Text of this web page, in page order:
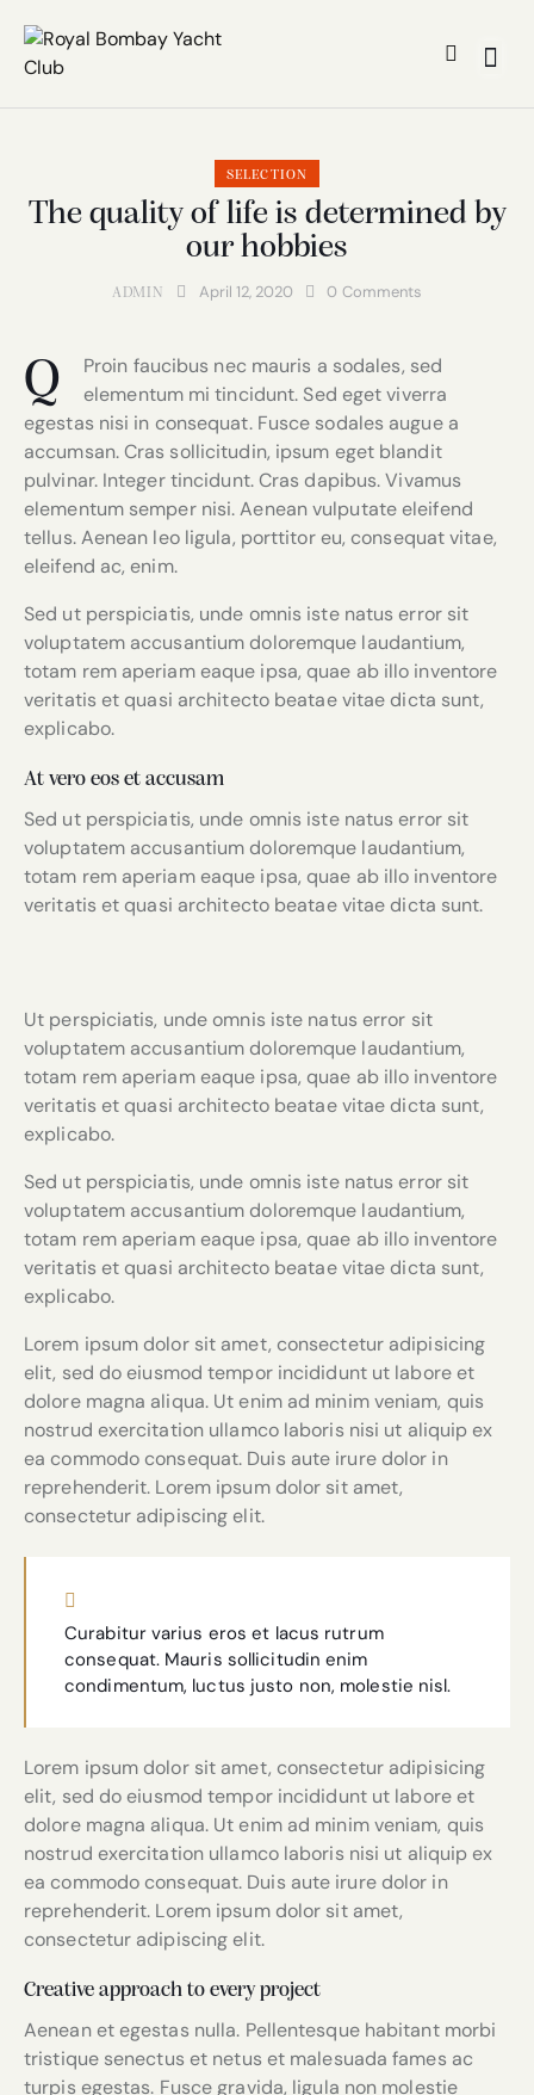
SELECTION
The quality of life is determined by
our hobbies
ADMIN April 12, 2020 0 Comments
Q
Proin faucibus nec mauris a sodales, sed
elementum mi tincidunt. Sed eget viverra
egestas nisi in consequat. Fusce sodales augue a
accumsan. Cras sollicitudin, ipsum eget blandit
pulvinar. Integer tincidunt. Cras dapibus. Vivamus
elementum semper nisi. Aenean vulputate eleifend
tellus. Aenean leo ligula, porttitor eu, consequat vitae,
eleifend ac, enim.
Sed ut perspiciatis, unde omnis iste natus error sit
voluptatem accusantium doloremque laudantium,
totam rem aperiam eaque ipsa, quae ab illo inventore
veritatis et quasi architecto beatae vitae dicta sunt,
explicabo.
At vero eos et accusam
Sed ut perspiciatis, unde omnis iste natus error sit
voluptatem accusantium doloremque laudantium,
totam rem aperiam eaque ipsa, quae ab illo inventore
veritatis et quasi architecto beatae vitae dicta sunt.
Ut perspiciatis, unde omnis iste natus error sit
voluptatem accusantium doloremque laudantium,
totam rem aperiam eaque ipsa, quae ab illo inventore
veritatis et quasi architecto beatae vitae dicta sunt,
explicabo.
Sed ut perspiciatis, unde omnis iste natus error sit
voluptatem accusantium doloremque laudantium,
totam rem aperiam eaque ipsa, quae ab illo inventore
veritatis et quasi architecto beatae vitae dicta sunt,
explicabo.
Lorem ipsum dolor sit amet, consectetur adipisicing
elit, sed do eiusmod tempor incididunt ut labore et
dolore magna aliqua. Ut enim ad minim veniam, quis
nostrud exercitation ullamco laboris nisi ut aliquip ex
ea commodo consequat. Duis aute irure dolor in
reprehenderit. Lorem ipsum dolor sit amet,
consectetur adipiscing elit.
Curabitur varius eros et lacus rutrum
consequat. Mauris sollicitudin enim
condimentum, luctus justo non, molestie nisl.
Lorem ipsum dolor sit amet, consectetur adipisicing
elit, sed do eiusmod tempor incididunt ut labore et
dolore magna aliqua. Ut enim ad minim veniam, quis
nostrud exercitation ullamco laboris nisi ut aliquip ex
ea commodo consequat. Duis aute irure dolor in
reprehenderit. Lorem ipsum dolor sit amet,
consectetur adipiscing elit.
Creative approach to every project
Aenean et egestas nulla. Pellentesque habitant morbi
tristique senectus et netus et malesuada fames ac
turpis egestas. Fusce gravida, ligula non molestie